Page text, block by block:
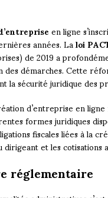
en ligne
années. Laloi
de 2019 a
démarches. Cette
la sécurité juridique des
d’entreprise en
formes juridiques
fiscales liées à la
et les
réglementaire